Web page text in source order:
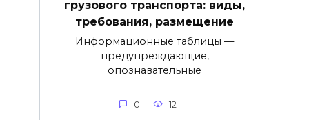
грузового транспорта: виды,
требования, размещение
Информационные таблицы —
предупреждающие,
опознавательные
0 12